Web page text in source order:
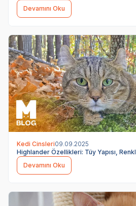
Devamını Oku
Kedi Cinsleri09.09.2025
Highlander Özellikleri: Tüy Yapısı,
Devamını Oku